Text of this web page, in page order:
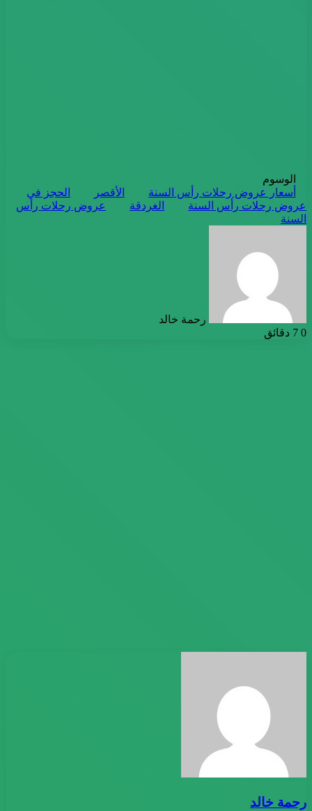
الوسوم
أسعار عروض رحلات رأس السنة
الأقصر
الحجز في
عروض رحلات رأس السنة
الغردقة
عروض رحلات رأس
السنة
رحمة خالد
0
رحمة خالد